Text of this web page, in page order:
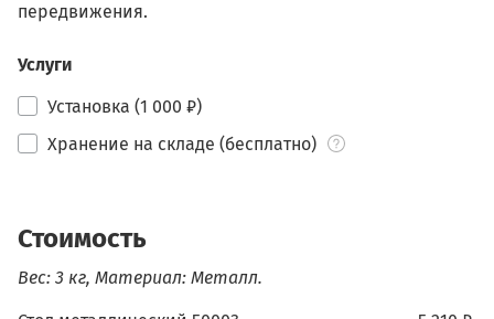
передвижения.
Услуги
Установка (1 000 ₽)
Хранение на складе (бесплатно)
Стоимость
Вес: 3 кг, Материал: Металл.